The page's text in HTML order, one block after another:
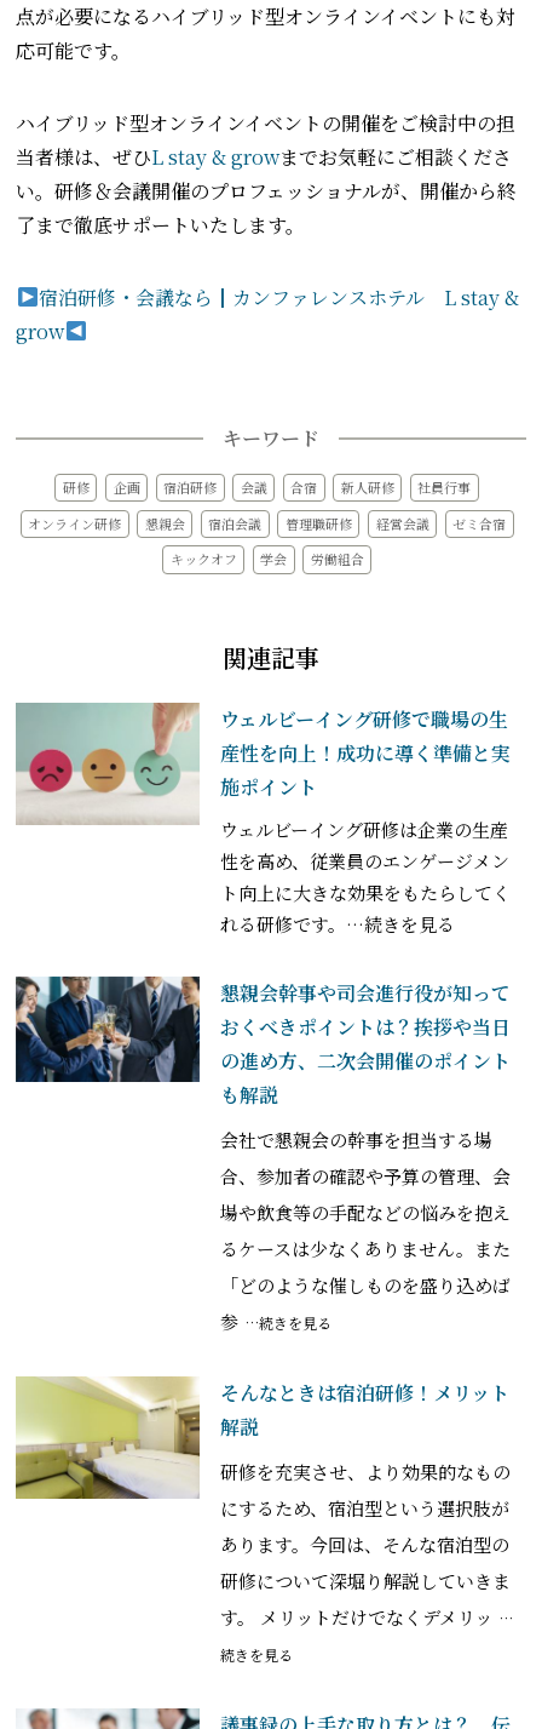
点が必要になるハイブリッド型オンラインイベントにも対
応可能です。
ハイブリッド型オンラインイベントの開催をご検討中の担
当者様は、ぜひL stay & growまでお気軽にご相談くださ
い。研修＆会議開催のプロフェッショナルが、開催から終
了まで徹底サポートいたします。
宿泊研修・会議なら┃カンファレンスホテル L stay &
grow
キーワード
研修 企画 宿泊研修 会議 合宿 新人研修
社員行事
オンライン研修
懇親会 宿泊会議 管理職研修 経営会議
ゼミ合宿
キックオフ
学会 労働組合
関連記事
ウェルビーイング研修で職場の生
産性を向上！成功に導く準備と実
施ポイント
ウェルビーイング研修は企業の生産
性を高め、従業員のエンゲージメン
ト向上に大きな効果をもたらしてく
れる研修です。 …続きを見る
懇親会幹事や司会進行役が知って
おくべきポイントは？挨拶や当日
の進め方、二次会開催のポイント
も解説
会社で懇親会の幹事を担当する場
合、参加者の確認や予算の管理、会
場や飲食等の手配などの悩みを抱え
るケースは少なくありません。また
「どのような催しものを盛り込めば
参 …続きを見る
そんなときは宿泊研修！メリット
解説
研修を充実させ、より効果的なもの
にするため、宿泊型という選択肢が
あります。今回は、そんな宿泊型の
研修について深堀り解説していきま
す。 メリットだけでなくデメリッ …
続きを見る